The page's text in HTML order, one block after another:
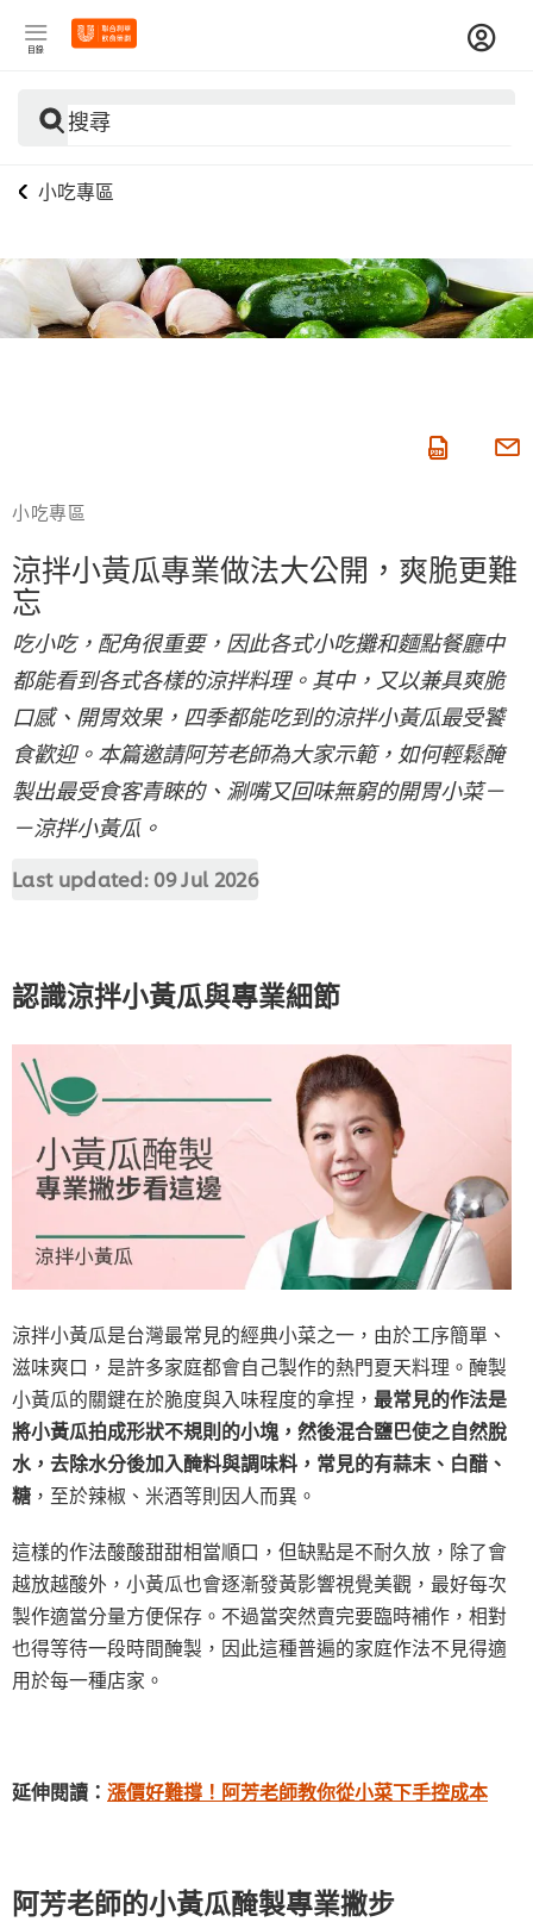
目錄
搜尋
小吃專區
小吃專區
涼拌小黃瓜專業做法大公開，爽脆更難
忘
吃小吃，配角很重要，因此各式小吃攤和麵點餐廳中
都能看到各式各樣的涼拌料理。其中，又以兼具爽脆
口感、開胃效果，四季都能吃到的涼拌小黃瓜最受饕
食歡迎。本篇邀請阿芳老師為大家示範，如何輕鬆醃
製出最受食客青睞的、涮嘴又回味無窮的開胃小菜－
－涼拌小黃瓜。
Last updated:09 Jul 2026
認識涼拌小黃瓜與專業細節
涼拌小黃瓜是台灣最常見的經典小菜之一，由於工序簡單、
滋味爽口，是許多家庭都會自己製作的熱門夏天料理。醃製
小黃瓜的關鍵在於脆度與入味程度的拿捏， 最常見的作法是
將小黃瓜拍成形狀不規則的小塊，然後混合鹽巴使之自然脫
水，去除水分後加入醃料與調味料，常見的有蒜末、白醋、
糖 ，至於辣椒、米酒等則因人而異。
這樣的作法酸酸甜甜相當順口，但缺點是不耐久放，除了會
越放越酸外，小黃瓜也會逐漸發黃影響視覺美觀，最好每次
製作適當分量方便保存。不過當突然賣完要臨時補作，相對
也得等待一段時間醃製，因此這種普遍的家庭作法不見得適
用於每一種店家。
延伸閱讀： 漲價好難撐！阿芳老師教你從小菜下手控成本
阿芳老師的小黃瓜醃製專業撇步